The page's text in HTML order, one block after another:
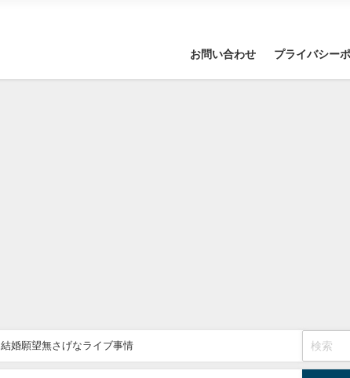
お問い合わせ プライバシー
婚願望無さげなライブ事情